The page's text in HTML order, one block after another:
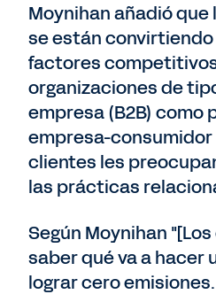
Moynihan añadió que
se están
factores
organizaciones de
empresa (B2B) como
empresa-consumidor
clientes les
las prácticas
Según Moynihan
saber qué va a hacer
lograr cero